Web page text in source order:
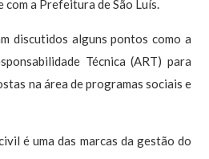
a Prefeitura de São Luís.
discutidos alguns pontos como a
Técnica (ART) para
na área de programas sociais e
é uma das marcas da gestão do